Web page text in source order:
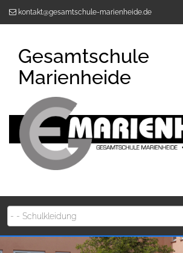
kontakt@gesamtschule-marienheide.de
Gesamtschule
Marienheide